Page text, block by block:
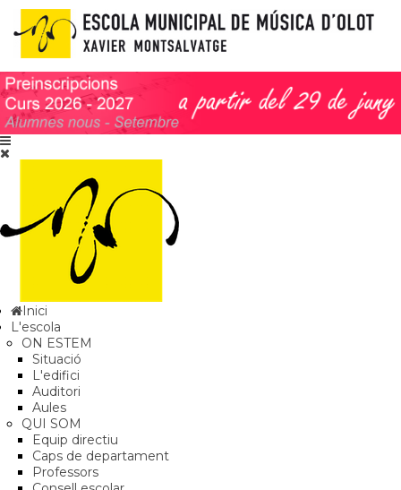
Inici
L'escola
ON ESTEM
Situació
L'edifici
Auditori
Aules
QUI SOM
Equip directiu
Caps de departament
Professors